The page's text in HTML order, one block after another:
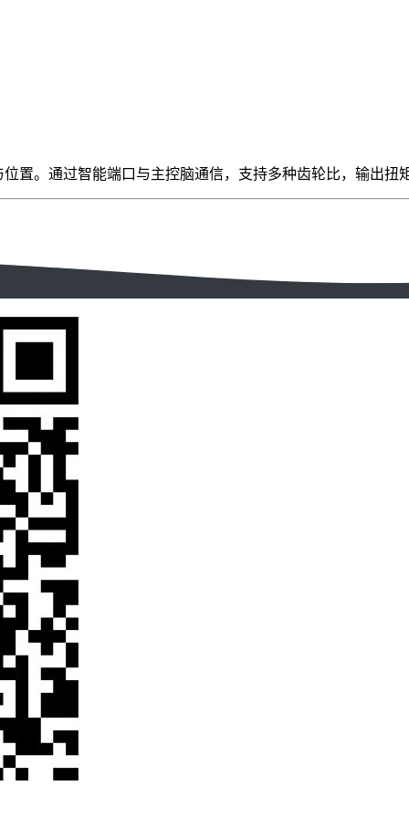
置。通过智能端口与主控脑通信，支持多种齿轮比，输出